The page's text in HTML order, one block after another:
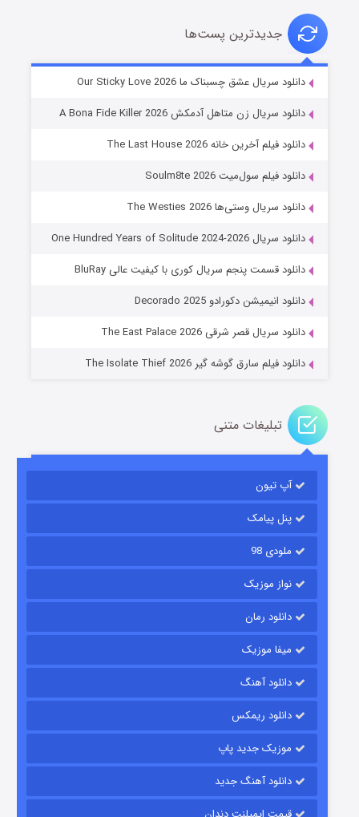
شوهر
عملیات آپارتمان
قسمت۲ (زیرنویس) منتشر شد
قسمت
جدیدترین پست‌ها
دانلود سریال عشق چسبناک ما Our Sticky Love 2026
دانلود سریال زن متاهل آدمکش A Bona Fide Killer 2026
دانلود فیلم آخرین خانه The Last House 2026
دانلود فیلم سول‌میت Soulm8te 2026
دانلود سریال وستی‌ها The Westies 2026
دانلود سریال One Hundred Years of Solitude 2024-2026
دانلود قسمت پنجم سریال کوری با کیفیت عالی BluRay
دانلود انیمیشن دکورادو Decorado 2025
دانلود سریال قصر شرقی The East Palace 2026
دانلود فیلم سارق گوشه گیر The Isolate Thief 2026
تبلیغات متنی
آپ تیون
پنل پیامک
ملودی 98
نواز موزیک
دانلود رمان
میفا موزیک
دانلود آهنگ
دانلود ریمکس
موزیک جدید پاپ
دانلود آهنگ جدید